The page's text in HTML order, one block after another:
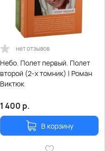
нет отзывов
Небо. Полет первый. Полет
второй (2-х томник) | Роман
Виктюк
1 400 р.
В корзину